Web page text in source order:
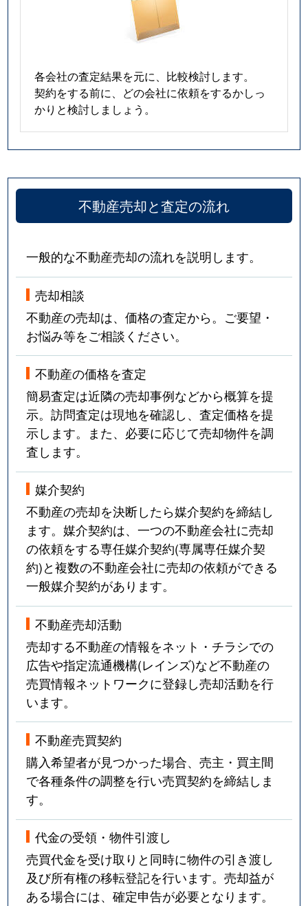
各会社の査定結果を元に、比較検討します。
契約をする前に、どの会社に依頼をするかしっ
かりと検討しましょう。
不動産売却と査定の流れ
一般的な不動産売却の流れを説明します。
売却相談
不動産の売却は、価格の査定から。ご要望・
お悩み等をご相談ください。
不動産の価格を査定
簡易査定は近隣の売却事例などから概算を提
示。訪問査定は現地を確認し、査定価格を提
示します。また、必要に応じて売却物件を調
査します。
媒介契約
不動産の売却を決断したら媒介契約を締結し
ます。媒介契約は、一つの不動産会社に売却
の依頼をする専任媒介契約(専属専任媒介契
約)と複数の不動産会社に売却の依頼ができる
一般媒介契約があります。
不動産売却活動
売却する不動産の情報をネット・チラシでの
広告や指定流通機構(レインズ)など不動産の
売買情報ネットワークに登録し売却活動を行
います。
不動産売買契約
購入希望者が見つかった場合、売主・買主間
で各種条件の調整を行い売買契約を締結しま
す。
代金の受領・物件引渡し
売買代金を受け取りと同時に物件の引き渡し
及び所有権の移転登記を行います。売却益が
ある場合には、確定申告が必要となります。